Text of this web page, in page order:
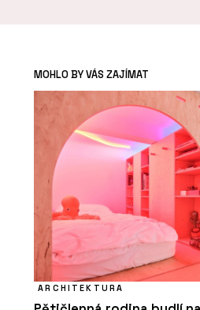
MOHLO BY VÁS ZAJÍMAT
ARCHITEKTURA